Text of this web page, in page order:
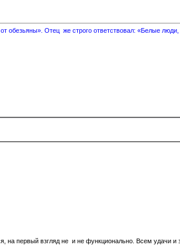
обезьяны». Отец же строго ответствовал: «Белые люди,
на первый взгляд не и не функционально. Всем удачи и